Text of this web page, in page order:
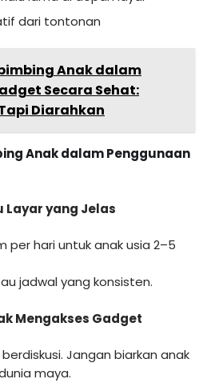
dari tontonan
Anak dalam
Secara Sehat:
Diarahkan
Anak dalam Penggunaan
Layar yang Jelas
per hari untuk anak usia 2–5
jadwal yang konsisten.
Mengakses Gadget
Jangan biarkan anak
maya.